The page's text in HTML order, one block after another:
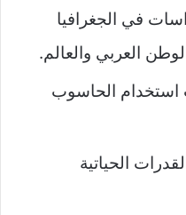
في الجغرافيا
العربي والعالم.
استخدام الحاسوب
الحياتية